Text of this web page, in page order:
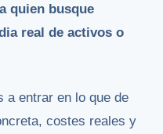
quien busque
real de activos o
a entrar en lo que de
costes reales y